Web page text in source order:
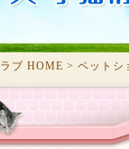
ブ HOME > ペットシ